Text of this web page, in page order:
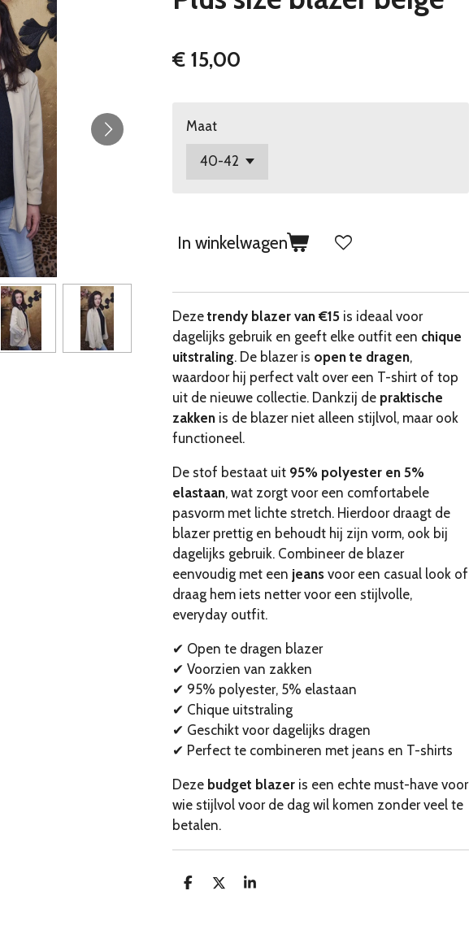
€ 15,00
Maat
In winkelwagen
Dezetrendy blazer van €15 is ideaal voor
dagelijks gebruik en geeft elke outfit een chique
uitstraling. De blazer is open te dragen,
waardoor hij perfect valt over een T-shirt of top
uit de nieuwe collectie. Dankzij de praktische
zakken is de blazer niet alleen stijlvol, maar ook
functioneel.
De stof bestaat uit 95% polyester en 5%
elastaan, wat zorgt voor een comfortabele
pasvorm met lichte stretch. Hierdoor draagt de
blazer prettig en behoudt hij zijn vorm, ook bij
dagelijks gebruik. Combineer de blazer
eenvoudig met een jeans voor een casual look of
draag hem iets netter voor een stijlvolle,
everyday outfit.
✔ Open te dragen blazer
✔ Voorzien van zakken
✔ 95% polyester, 5% elastaan
✔ Chique uitstraling
✔ Geschikt voor dagelijks dragen
✔ Perfect te combineren met jeans en T-shirts
Deze budget blazer is een echte must-have voor
wie stijlvol voor de dag wil komen zonder veel te
betalen.
D
D
S